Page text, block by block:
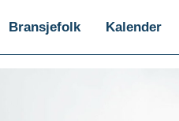
Bransjefolk Kalender